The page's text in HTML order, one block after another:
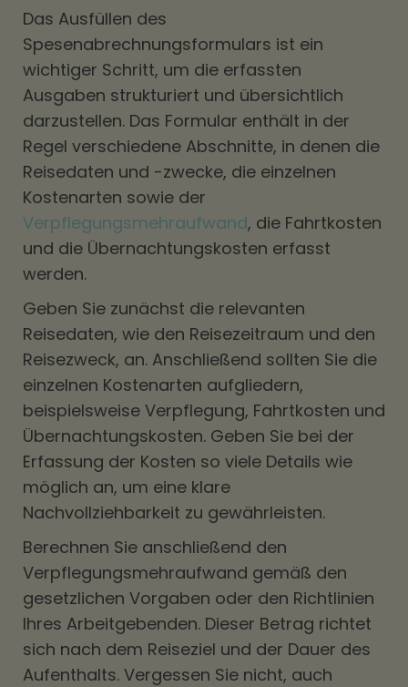
Das Ausfüllen des
Spesenabrechnungsformulars ist ein
wichtiger Schritt, um die erfassten
Ausgaben strukturiert und übersichtlich
darzustellen. Das Formular enthält in der
Regel verschiedene Abschnitte, in denen die
Reisedaten und -zwecke, die einzelnen
Kostenarten sowie der
Verpflegungsmehraufwand, die Fahrtkosten
und die Übernachtungskosten erfasst
werden.
Geben Sie zunächst die relevanten
Reisedaten, wie den Reisezeitraum und den
Reisezweck, an. Anschließend sollten Sie die
einzelnen Kostenarten aufgliedern,
beispielsweise Verpflegung, Fahrtkosten und
Übernachtungskosten. Geben Sie bei der
Erfassung der Kosten so viele Details wie
möglich an, um eine klare
Nachvollziehbarkeit zu gewährleisten.
Berechnen Sie anschließend den
Verpflegungsmehraufwand gemäß den
gesetzlichen Vorgaben oder den Richtlinien
Ihres Arbeitgebenden. Dieser Betrag richtet
sich nach dem Reiseziel und der Dauer des
Aufenthalts. Vergessen Sie nicht, auch